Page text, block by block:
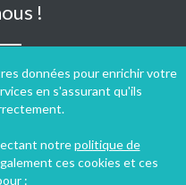
données pour enrichir votre
en s'assurant qu'ils
notrepolitique de
ces cookies et ces
:
!